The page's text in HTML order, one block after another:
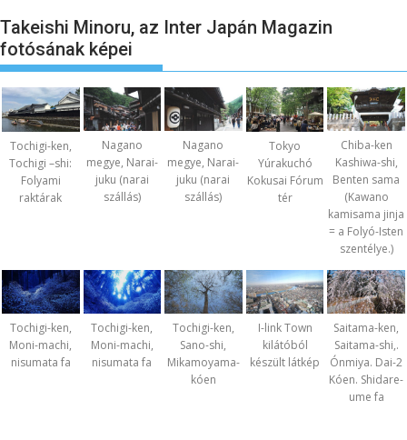
Takeishi Minoru, az Inter Japán Magazin
fotósának képei
Tochigi-ken,
Tochigi –shi:
Folyami
raktárak
Nagano
megye, Narai-
juku (narai
szállás)
Nagano
megye, Narai-
juku (narai
szállás)
Tokyo
Yúrakuchó
Kokusai Fórum
tér
Chiba-ken
Kashiwa-shi,
Benten sama
(Kawano
kamisama jinja
= a Folyó-Isten
szentélye.)
Tochigi-ken,
Moni-machi,
nisumata fa
Tochigi-ken,
Moni-machi,
nisumata fa
Tochigi-ken,
Sano-shi,
Mikamoyama-
kóen
I-link Town
kilátóból
készült látkép
Saitama-ken,
Saitama-shi,.
Ónmiya. Dai-2
Kóen. Shidare-
ume fa